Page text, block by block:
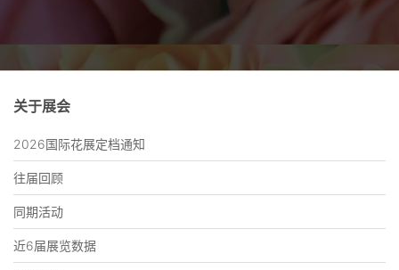
关于展会
2026国际花展定档通知
往届回顾
同期活动
近6届展览数据